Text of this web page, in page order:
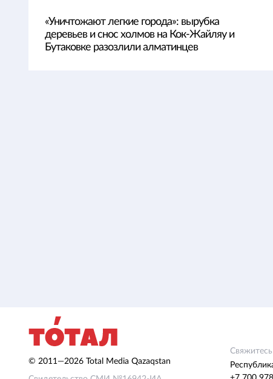
«Уничтожают легкие города»: вырубка
деревьев и снос холмов на Кок-Жайляу и
Бутаковке разозлили алматинцев
© 2011—2026 Total Media Qazaqstan